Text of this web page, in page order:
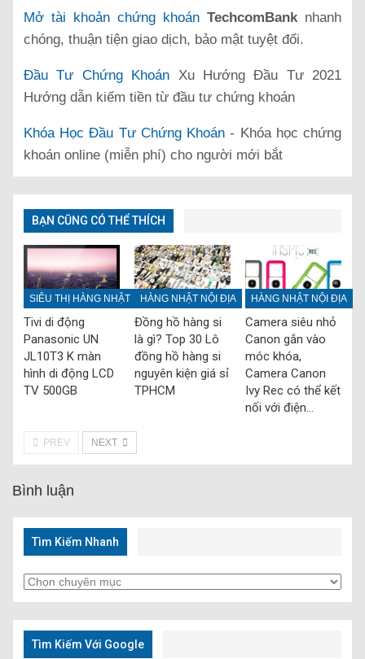
Mở tài khoản chứng khoán TechcomBank nhanh
chóng, thuận tiện giao dịch, bảo mật tuyệt đối.
Đầu Tư Chứng Khoán Xu Hướng Đầu Tư 2021
Hướng dẫn kiếm tiền từ đầu tư chứng khoán
Khóa Học Đầu Tư Chứng Khoán - Khóa học chứng
khoán online (miễn phí) cho người mới bắt
BẠN CŨNG CÓ THỂ THÍCH
SIÊU THỊ HÀNG NHẬT
Tivi di động
Panasonic UN
JL10T3 K màn
hình di động LCD
TV 500GB
HÀNG NHẬT NỘI ĐỊA
Đồng hồ hàng si
là gì? Top 30 Lô
đồng hồ hàng si
nguyên kiện giá sỉ
TPHCM
HÀNG NHẬT NỘI ĐỊA
Camera siêu nhỏ
Canon gắn vào
móc khóa,
Camera Canon
Ivy Rec có thể kết
nối với điện…
PREV NEXT
Bình luận
Tìm Kiếm Nhanh
Tìm
Kiếm
Nhanh
Tìm Kiếm Với Google